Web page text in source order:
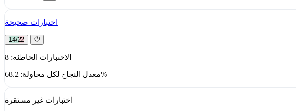
اختبارات صحيحة
14/22
الاختبارات الخاطئة: 8
معدل النجاح لكل محاولة: 68.2%
اختبارات غير مستقرة